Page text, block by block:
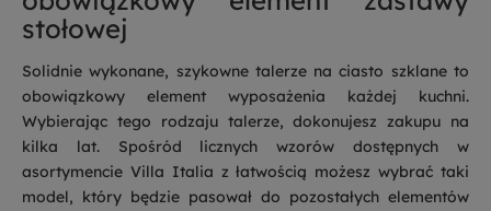
stołowej
Solidnie wykonane, szykowne talerze na ciasto szklane to
obowiązkowy element wyposażenia każdej kuchni.
Wybierając tego rodzaju talerze, dokonujesz zakupu na
kilka lat. Spośród licznych wzorów dostępnych w
asortymencie Villa Italia z łatwością możesz wybrać taki
model, który będzie pasował do pozostałych elementów